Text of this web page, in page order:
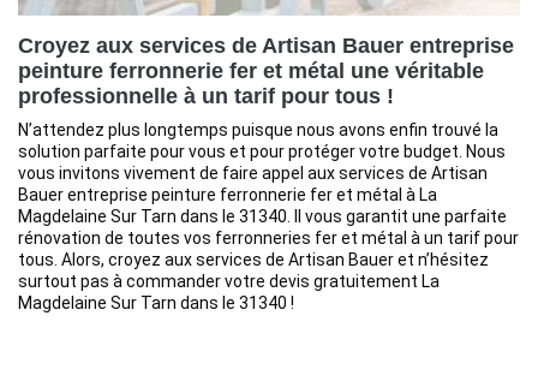
Croyez aux services de Artisan Bauer entreprise
peinture ferronnerie fer et métal une véritable
professionnelle à un tarif pour tous !
N’attendez plus longtemps puisque nous avons enfin trouvé la
solution parfaite pour vous et pour protéger votre budget. Nous
vous invitons vivement de faire appel aux services de Artisan
Bauer entreprise peinture ferronnerie fer et métal à La
Magdelaine Sur Tarn dans le 31340. Il vous garantit une parfaite
rénovation de toutes vos ferronneries fer et métal à un tarif pour
tous. Alors, croyez aux services de Artisan Bauer et n’hésitez
surtout pas à commander votre devis gratuitement La
Magdelaine Sur Tarn dans le 31340 !